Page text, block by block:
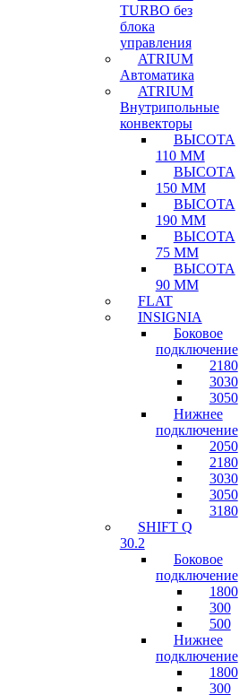
TURBO без
блока
управления
ATRIUM
Автоматика
ATRIUM
Внутрипольные
конвекторы
ВЫСОТА
110 ММ
ВЫСОТА
150 ММ
ВЫСОТА
190 ММ
ВЫСОТА
75 ММ
ВЫСОТА
90 ММ
FLAT
INSIGNIA
Боковое
подключение
2180
3030
3050
Нижнее
подключение
2050
2180
3030
3050
3180
SHIFT Q
30.2
Боковое
подключение
1800
300
500
Нижнее
подключение
1800
300